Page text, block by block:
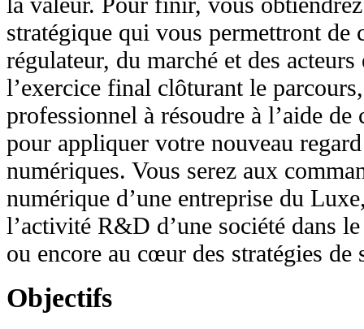
stratégique qui vous permettront de
régulateur, du marché et des
l’exercice final clôturant le
professionnel à résoudre à l’aide de
pour appliquer votre nouveau
numériques. Vous serez aux
numérique d’une entreprise du
l’activité R&D d’une société dans
ou encore au cœur des stratégies de
Objectifs